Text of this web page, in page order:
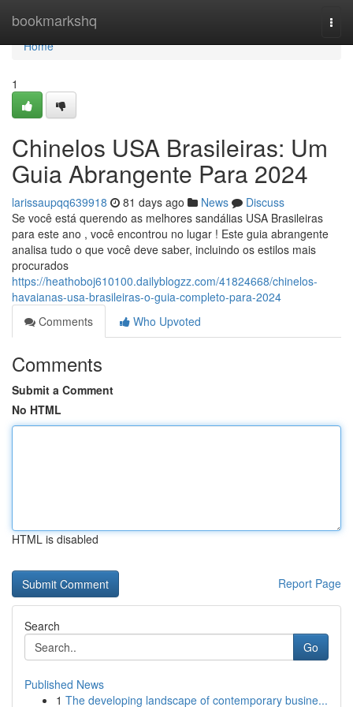
bookmarkshq
Home
Home
1
Chinelos USA Brasileiras: Um
Guia Abrangente Para 2024
larissaupqq639918 81 days ago News
Discuss
Se você está querendo as melhores sandálias USA Brasileiras
para este ano , você encontrou no lugar ! Este guia abrangente
analisa tudo o que você deve saber, incluindo os estilos mais
procurados
https://heathoboj610100.dailyblogzz.com/41824668/chinelos-
havaianas-usa-brasileiras-o-guia-completo-para-2024
Comments
Who Upvoted
Comments
Submit a Comment
No HTML
HTML is disabled
Report Page
Search
Go
Published News
1 The developing landscape of contemporary busine...